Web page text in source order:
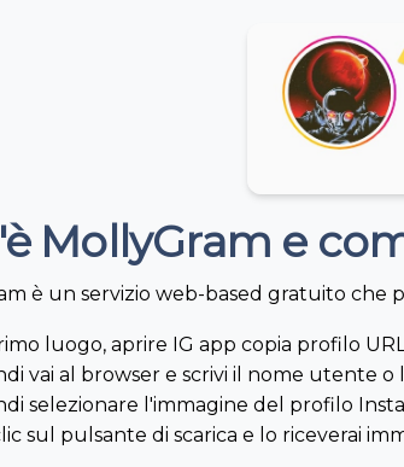
MollyGram e
è un servizio web-based gratuito che
luogo, aprire IG app copia profilo
vai al browser e scrivi il nome utente o
selezionare l'immagine del profilo
sul pulsante di scarica e lo riceverai